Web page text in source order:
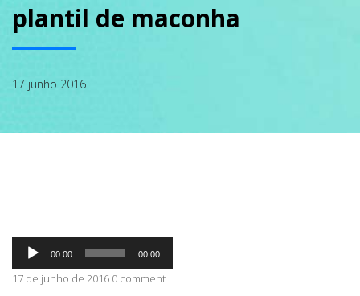
NOTÍCIAS
PODCAST
CONTATO
plantil de maconha
17 junho 2016
Tocador
áudio
00:00 00:00
17 de junho de 2016 0 comment